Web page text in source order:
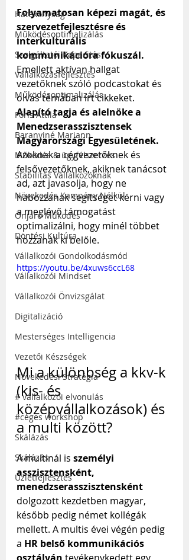
Hatékonyság
Működésoptimalizálás
Szolgáltatói Kapacitás
Vállalkozásfejlesztés
Működésoptimalizálás
Fóris Attila
Baranyiné Mariann
Működés & ügyfélszerzés
Stabilitás Vállalkozóknak
Növekedés Kampány Nélkül
Önjáró Működés
Döntési Kultúra
Vállalkozói Gondolkodásmód
Vállalkozói Mindset
Vállalkozói Önvizsgálat
Digitalizáció
Mesterséges Intelligencia
Vezetői Készségek
Növekedési Stratégia
# vállalkozói elvonulás
#céges workshop
Skálázás
Skálázás
Üzletfejlesztés
Folyamatosan képezi magát, és
szervezetfejlesztésre és
interkulturális
kommunikációra fókuszál.
Emellett aktívan hallgat
vezetőknek szóló podcastokat és
olvas témában írt cikkeket.
Alapító tagja és alelnöke a
Menedzserasszisztensek
Magyarországi Egyesületének.
Azoknak a cégvezetőknek és
felsővezetőknek, akiknek tanácsot
ad, azt javasolja, hogy ne
habozzanak segítséget kérni vagy
a meglévő támogatást
optimalizálni, hogy minél többet
hozzanak ki belőle.
https://youtu.be/4xuws6ccL68
Mi a különbség a kkv-k
(kis- és
középvállalkozások) és
a multi között?
A multinál is személyi
asszisztensként,
menedzserasszisztensként
dolgozott kezdetben magyar,
később pedig német kollégák
mellett. A multis évei végén pedig
a HR belső kommunikációs